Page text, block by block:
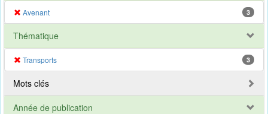
Avenant 3
Thématique
Transports 3
Mots clés
Année de publication